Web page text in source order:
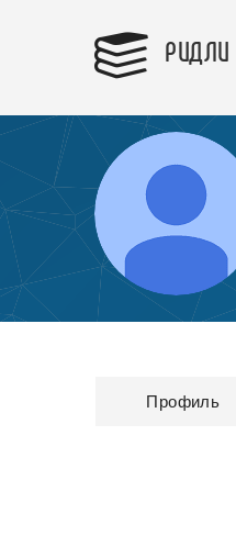
РИДЛИ
Профиль